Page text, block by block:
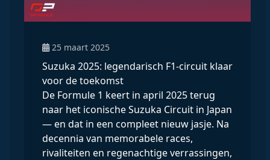
25 maart 2025
Suzuka 2025: legendarisch F1-circuit klaar
voor de toekomst
De Formule 1 keert in april 2025 terug
naar het iconische Suzuka Circuit in Japan
— en dat in een compleet nieuw jasje. Na
decennia van memorabele races,
rivaliteiten en regenachtige verrassingen,